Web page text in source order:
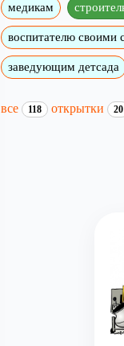
медикам
воспитателю своими
заведующим детсада
все 118 открытки 20